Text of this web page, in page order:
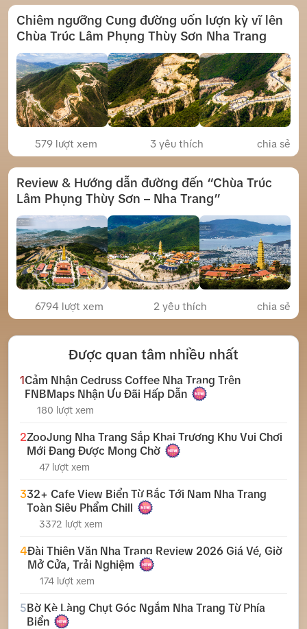
Chiêm ngưỡng Cung đường uốn lượn kỳ vĩ lên
Chùa Trúc Lâm Phụng Thùy Sơn Nha Trang
579 lượt xem 3 yêu thích chia sẻ
Review & Hướng dẫn đường đến “Chùa Trúc
Lâm Phụng Thùy Sơn – Nha Trang”
6794 lượt xem 2 yêu thích chia sẻ
Được quan tâm nhiều nhất
1 Cảm Nhận Cedruss Coffee Nha Trang Trên
FNBMaps Nhận Ưu Đãi Hấp Dẫn
180 lượt xem
2ZooJung Nha Trang Sắp Khai Trương Khu Vui Chơi
Mới Đang Được Mong Chờ
47 lượt xem
332+ Cafe View Biển Từ Bắc Tới Nam Nha Trang
Toàn Siêu Phẩm Chill
3372 lượt xem
4Đài Thiên Văn Nha Trang Review 2026 Giá Vé, Giờ
Mở Cửa, Trải Nghiệm
174 lượt xem
5 Bờ Kè Làng Chụt Góc Ngắm Nha Trang Từ Phía
Biển